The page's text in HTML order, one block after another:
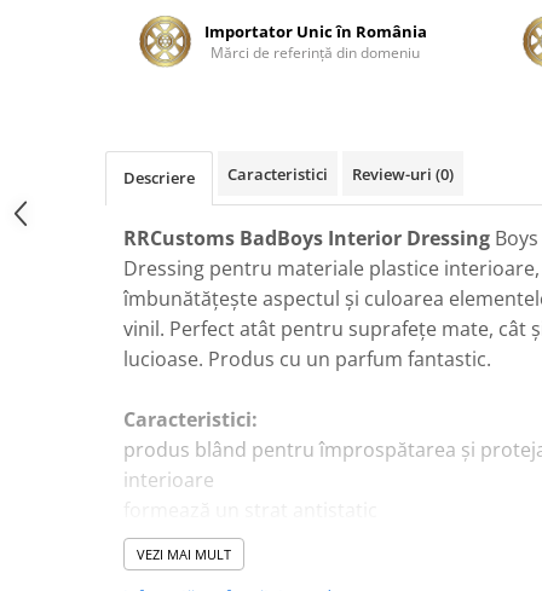
Plastice
Recondiţionare Piele
Prosoape Uscare
Lavete Microfibră
Accesorii Detailing Auto
Pulverizatoare
Importator Unic în România
Mărci de referinţă din domeniu
Descriere Caracteristici Review-uri (0)
RRCustoms BadBoys Interior Dressing
Dressing pentru materiale plastice
îmbunătățește aspectul și culoarea
vinil. Perfect atât pentru suprafețe mate, cât
lucioase. Produs cu un parfum fantastic.
Caracteristici:
produs blând pentru împrospătarea și
interioare
lasă un filtru UV pentru a preveni estomparea
textură densă
VEZI MAI MULT